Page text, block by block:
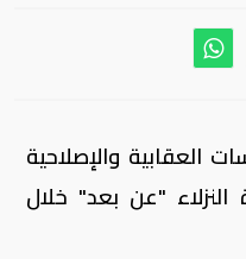
العقابية والإصلاحية
"عن بعد" خلال